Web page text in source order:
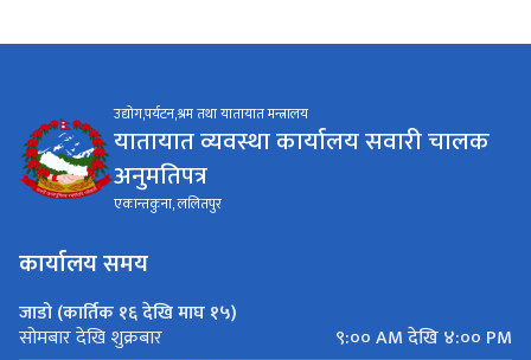
उद्योग,पर्यटन,श्रम तथा यातायात मन्त्रालय
यातायात व्यवस्था कार्यालय सवारी चालक
अनुमतिपत्र
एकान्तकुना, ललितपुर
कार्यालय समय
जाडो (कार्तिक १६ देखि माघ १५)
सोमबार देखि शुक्रबार
९:०० AM देखि ४:०० PM